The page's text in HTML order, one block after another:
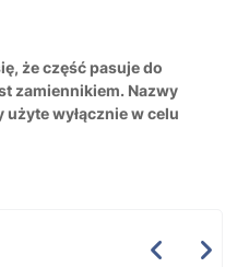
że część pasuje do
zamiennikiem. Nazwy
użyte wyłącznie w celu